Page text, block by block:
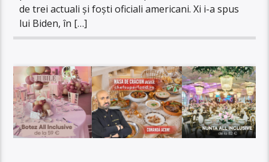
de trei actuali și foști oficiali americani. Xi i-a spus
lui Biden, în […]